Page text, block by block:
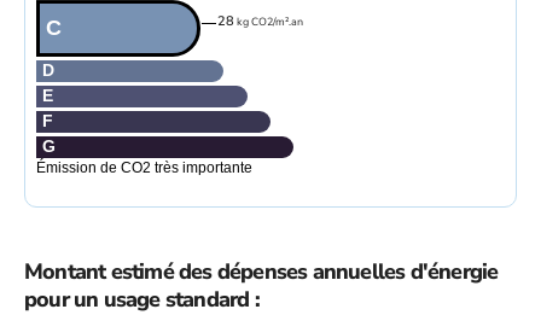
C 28 kg CO2/m².an
D
E
F
G
Émission de CO2 très importante
Montant estimé des dépenses annuelles d'énergie
pour un usage standard :